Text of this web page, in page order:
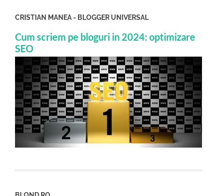
CRISTIAN MANEA - BLOGGER UNIVERSAL
Cum scriem pe bloguri in 2024: optimizare
SEO